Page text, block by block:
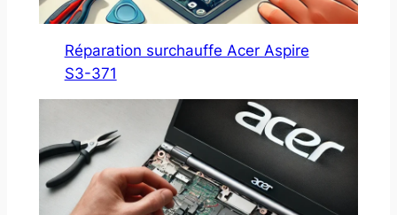
Réparation surchauffe Acer Aspire
S3-371